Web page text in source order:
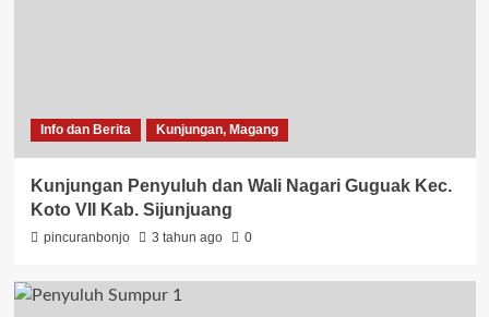
Info dan Berita Kunjungan, Magang
Kunjungan Penyuluh dan Wali Nagari Guguak Kec.
Koto VII Kab. Sijunjuang
pincuranbonjo 3 tahun ago 0